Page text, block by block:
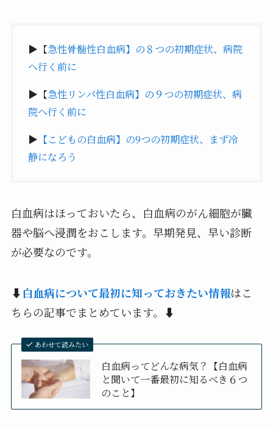
▶【急性骨髄性白血病】の８つの初期症状、病院
へ行く前に
▶【急性リンパ性白血病】の９つの初期症状、病
院へ行く前に
▶ 【こどもの白血病】の9つの初期症状、まず冷
静になろう
白血病はほっておいたら、白血病のがん細胞が臓
器や脳へ浸潤をおこします。早期発見、早い診断
が必要なのです。
⬇白血病について最初に知っておきたい情報はこ
ちらの記事でまとめています。⬇
あわせて読みたい
白血病ってどんな病気？【白血病
と聞いて一番最初に知るべき６つ
のこと】